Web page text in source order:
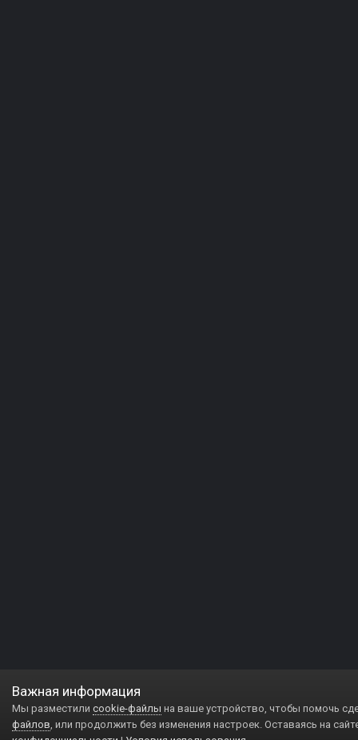
Важная информация
Мы разместили cookie-файлы на ваше устройство, чтобы помочь
файлов, или продолжить без изменения настроек. Оставаясь на